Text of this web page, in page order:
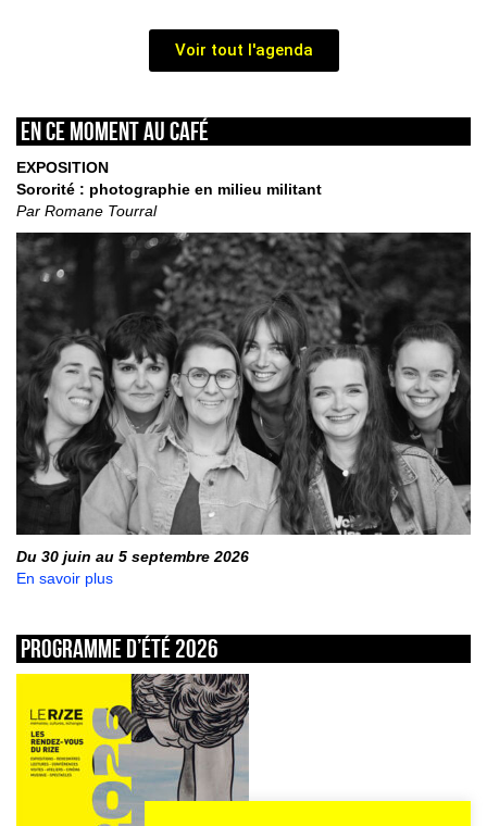
Voir tout l'agenda
En ce moment au café
EXPOSITION
Sororité : photographie en milieu militant
Par Romane Tourral
Du 30 juin au 5 septembre 2026
En savoir plus
Programme d’été 2026